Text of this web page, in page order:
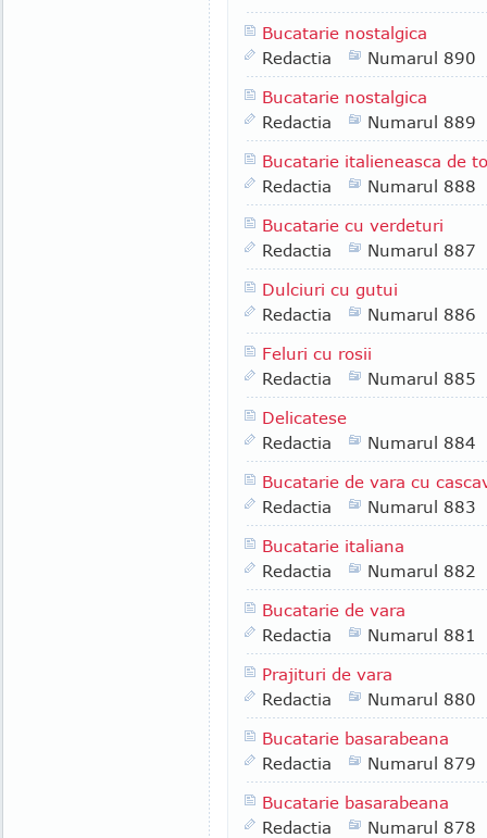
Bucatarie nostalgica
Redactia
Numarul 890
Bucatarie nostalgica
Redactia
Numarul 889
Bucatarie italieneasca de
Redactia
Numarul 888
Bucatarie cu verdeturi
Redactia
Numarul 887
Dulciuri cu gutui
Redactia
Numarul 886
Feluri cu rosii
Redactia
Numarul 885
Delicatese
Redactia
Numarul 884
Bucatarie de vara cu
Redactia
Numarul 883
Bucatarie italiana
Redactia
Numarul 882
Bucatarie de vara
Redactia
Numarul 881
Prajituri de vara
Redactia
Numarul 880
Bucatarie basarabeana
Redactia
Numarul 879
Bucatarie basarabeana
Redactia
Numarul 878